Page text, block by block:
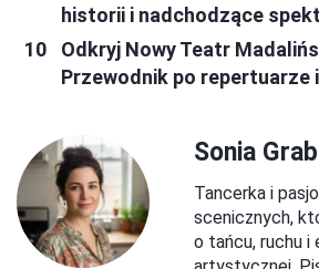
historii i nadchodzące
Odkryj Nowy Teatr
Przewodnik po repertuarze
Sonia
Tancerka i
scenicznych,
o tańcu, ruchu i